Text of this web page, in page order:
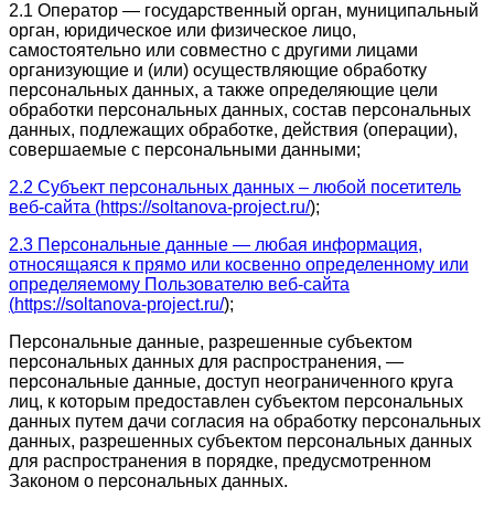
2.1 Оператор — государственный орган, муниципальный
орган, юридическое или физическое лицо,
самостоятельно или совместно с другими лицами
организующие и (или) осуществляющие обработку
персональных данных, а также определяющие цели
обработки персональных данных, состав персональных
данных, подлежащих обработке, действия (операции),
совершаемые с персональными данными;
2.2 Субъект персональных данных – любой посетитель
веб-сайта (https://soltanova-project.ru/);
2.3 Персональные данные — любая информация,
относящаяся к прямо или косвенно определенному или
определяемому Пользователю веб-сайта
(https://soltanova-project.ru/);
Персональные данные, разрешенные субъектом
персональных данных для распространения, —
персональные данные, доступ неограниченного круга
лиц, к которым предоставлен субъектом персональных
данных путем дачи согласия на обработку персональных
данных, разрешенных субъектом персональных данных
для распространения в порядке, предусмотренном
Законом о персональных данных.